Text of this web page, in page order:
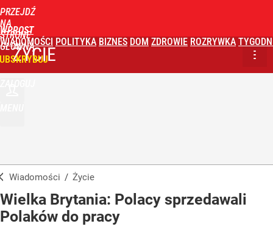
PRZEJDŹ
NA
STRONĘ
GŁÓWNĄ
WPROST
WIADOMOŚCI POLITYKA BIZNES DOM ZDROWIE ROZRYWKA
ŻYCIE
Wiadomości / Życie
Wielka Brytania: Polacy sprzedawali
Polaków do pracy